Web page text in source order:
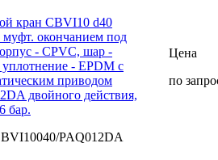
кран CBVI10 d40
муфт. окончанием под
- CPVC, шар -
- EPDM с
приводом
двойного действия,
бар.
PAQ012DA
Цена
по